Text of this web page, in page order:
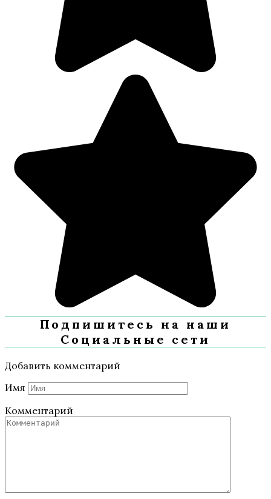
Подпишитесь на наши
Социальные сети
Добавить комментарий
Имя
Комментарий